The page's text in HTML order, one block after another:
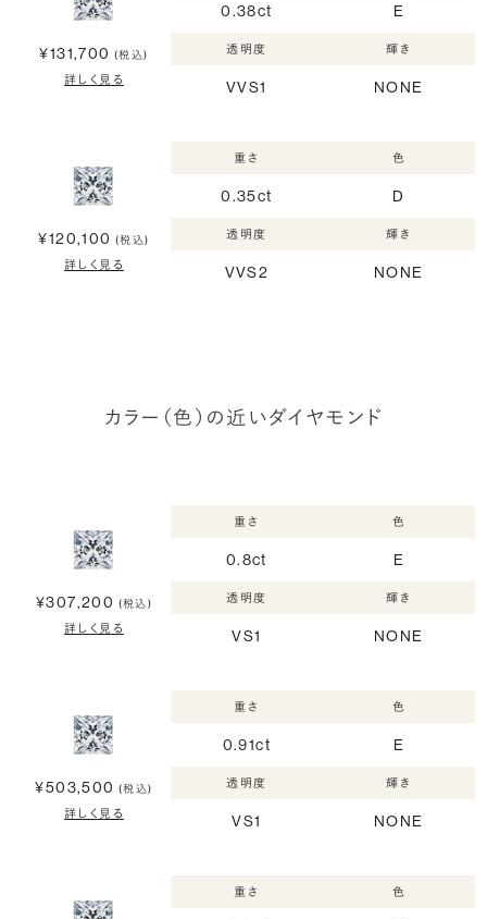
¥131,700 (税込)
詳しく見る
0.38ct E
透明度
VVS1
輝き
NONE
¥120,100 (税込)
詳しく見る
重さ
0.35ct
色
D
透明度
VVS2
輝き
NONE
カラー（色）の近いダイヤモンド
¥307,200 (税込)
詳しく見る
重さ
0.8ct
色
E
透明度
VS1
輝き
NONE
¥503,500 (税込)
詳しく見る
重さ
0.91ct
色
E
透明度
VS1
輝き
NONE
重さ 色